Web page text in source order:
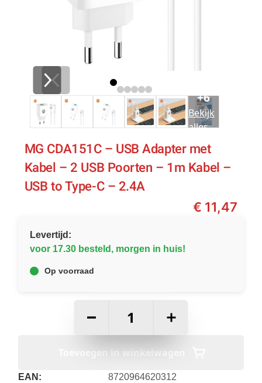
+6
Bekijk
alles
MG CDA151C – USB Adapter met
Kabel – 2 USB Poorten – 1m Kabel –
USB to Type-C – 2.4A
€ 11,47
Levertijd:
voor 17.30 besteld, morgen in huis!
Op voorraad
+
Toevoegen in winkelwagen
EAN:
8720964620312